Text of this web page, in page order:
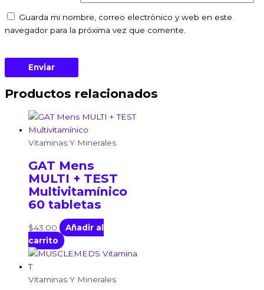
Guarda mi nombre, correo electrónico y web en este
navegador para la próxima vez que comente.
Productos relacionados
Vitaminas Y Minerales
GAT Mens
MULTI + TEST
Multivitamínico
60 tabletas
$43.00
Añadir al
carrito
Vitaminas Y Minerales